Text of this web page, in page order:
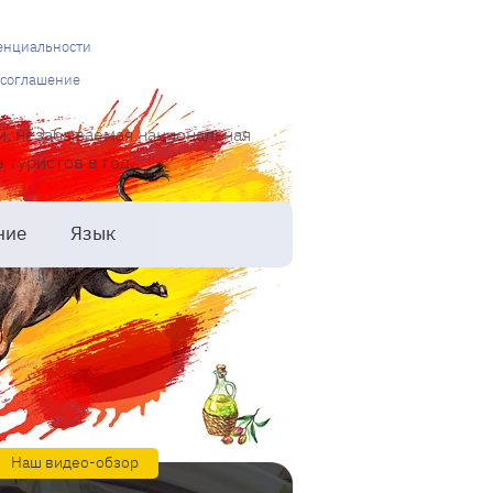
национальная
в год.
Язык
Наш видео-обзор